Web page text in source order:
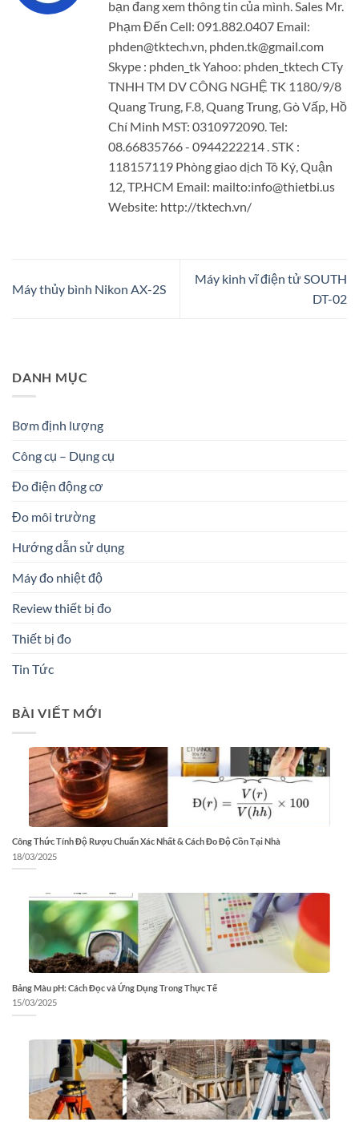
bạn đang xem thông tin của mình. Sales Mr.
Phạm Đến Cell: 091.882.0407 Email:
phden@tktech.vn, phden.tk@gmail.com
Skype : phden_tk Yahoo: phden_tktech CTy
TNHH TM DV CÔNG NGHỆ TK 1180/9/8
Quang Trung, F.8, Quang Trung, Gò Vấp, Hồ
Chí Minh MST: 0310972090. Tel:
08.66835766 - 0944222214 . STK :
118157119 Phòng giao dịch Tô Ký, Quận
12, TP.HCM Email: mailto:info@thietbi.us
Website: http://tktech.vn/
Máy thủy bình Nikon AX-2S
Máy kinh vĩ điện tử SOUTH
DT-02
DANH MỤC
Bơm định lượng
Công cụ – Dụng cụ
Đo điện động cơ
Đo môi trường
Hướng dẫn sử dụng
Máy đo nhiệt độ
Review thiết bị đo
Thiết bị đo
Tin Tức
BÀI VIẾT MỚI
Công Thức Tính Độ Rượu Chuẩn Xác Nhất & Cách Đo Độ Cồn Tại Nhà
18/03/2025
Bảng Màu pH: Cách Đọc và Ứng Dụng Trong Thực Tế
15/03/2025